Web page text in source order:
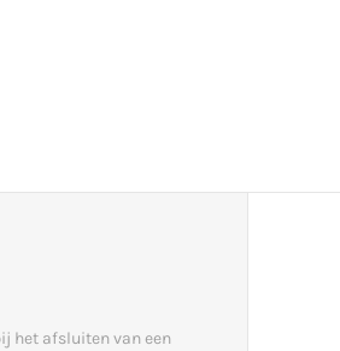
het afsluiten van een